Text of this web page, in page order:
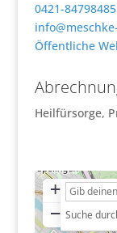
0421-
info@
Öffentliche
Heilfürsorge,
+
− Suche